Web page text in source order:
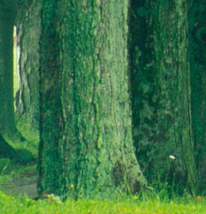
20. hét
Csak most érzem, hogy saját létem
A kozmikus létezéstől eltávolodva
Magára maradna, önmagát
S ha csak olyan alapokra építene, ami
Akkor voltaképpen meg kellene ölnie
21. hét
Érzem, hogy egy külső termékenyítő
Megerősödve ad át önmagamnak
S érzem, hogy a csíra érlelődik,
És a sejtelem fénnyel telítve
Saját Énem erőihez bennem.